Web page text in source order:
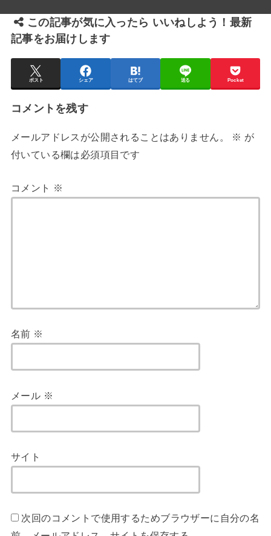
この記事が気に入ったら いいねしよう！最新
記事をお届けします
ポスト シェア はてブ 送る Pocket
コメントを残す
メールアドレスが公開されることはありません。 ※ が
付いている欄は必須項目です
コメント ※
名前 ※
メール ※
サイト
次回のコメントで使用するためブラウザーに自分の名